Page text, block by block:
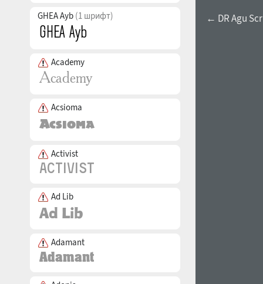
GHEA Ayb (1 шрифт)
Academy
Acsioma
Activist
Ad Lib
Adamant
← DR Agu